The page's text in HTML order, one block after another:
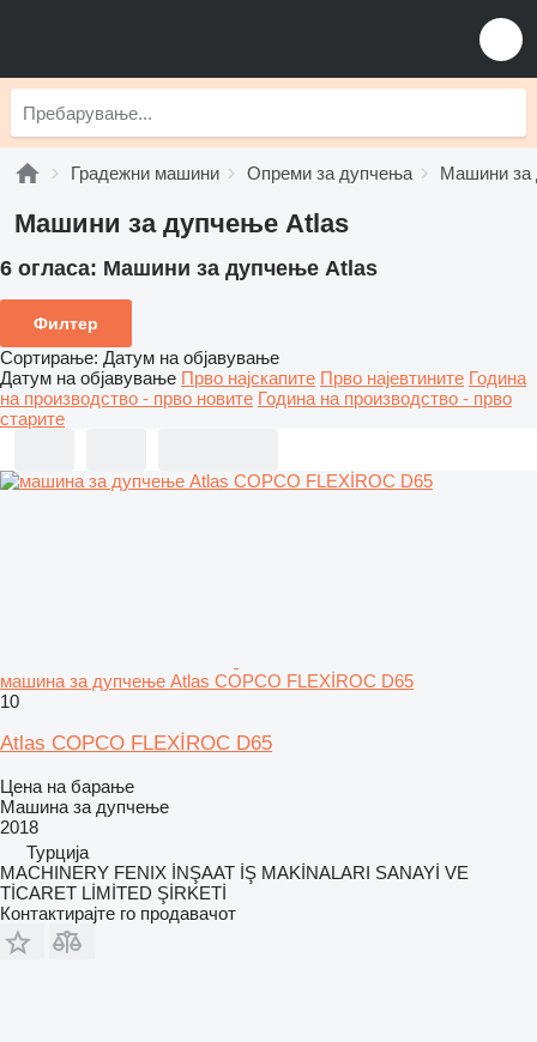
Градежни машини Опреми за дупчења Машини за
Машини за дупчење Atlas
6 огласа: Машини за дупчење Atlas
Филтер
Сортирање: Датум на објавување
Датум на објавување Прво најскапите Прво најевтините Година
на производство - прво новите Година на производство - прво
старите
машина за дупчење Atlas COPCO FLEXİROC D65
10
Atlas COPCO FLEXİROC D65
Цена на барање
Машина за дупчење
2018
Турција
MACHINERY FENIX İNŞAAT İŞ MAKİNALARI SANAYİ VE
TİCARET LİMİTED ŞİRKETİ
Контактирајте го продавачот